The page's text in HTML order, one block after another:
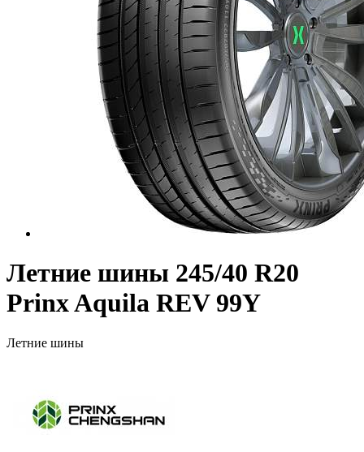
Летние шины 245/40 R20
Prinx Aquila REV 99Y
Летние шины